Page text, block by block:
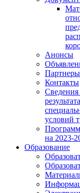
Анонсы
Партнеры
Контакты
Сведения
условий
на 2023-
Образование